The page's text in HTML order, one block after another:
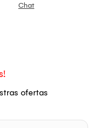
Chat
ofertas